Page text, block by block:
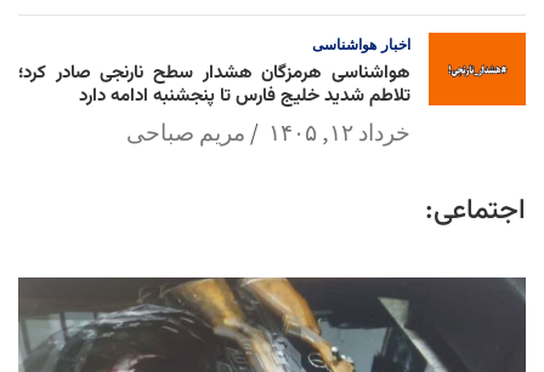
اخبار هواشناسی
هواشناسی هرمزگان هشدار سطح نارنجی صادر کرد؛
تلاطم شدید خلیج فارس تا پنجشنبه ادامه دارد
خرداد ۱۲, ۱۴۰۵ مریم صباحی
اجتماعی: